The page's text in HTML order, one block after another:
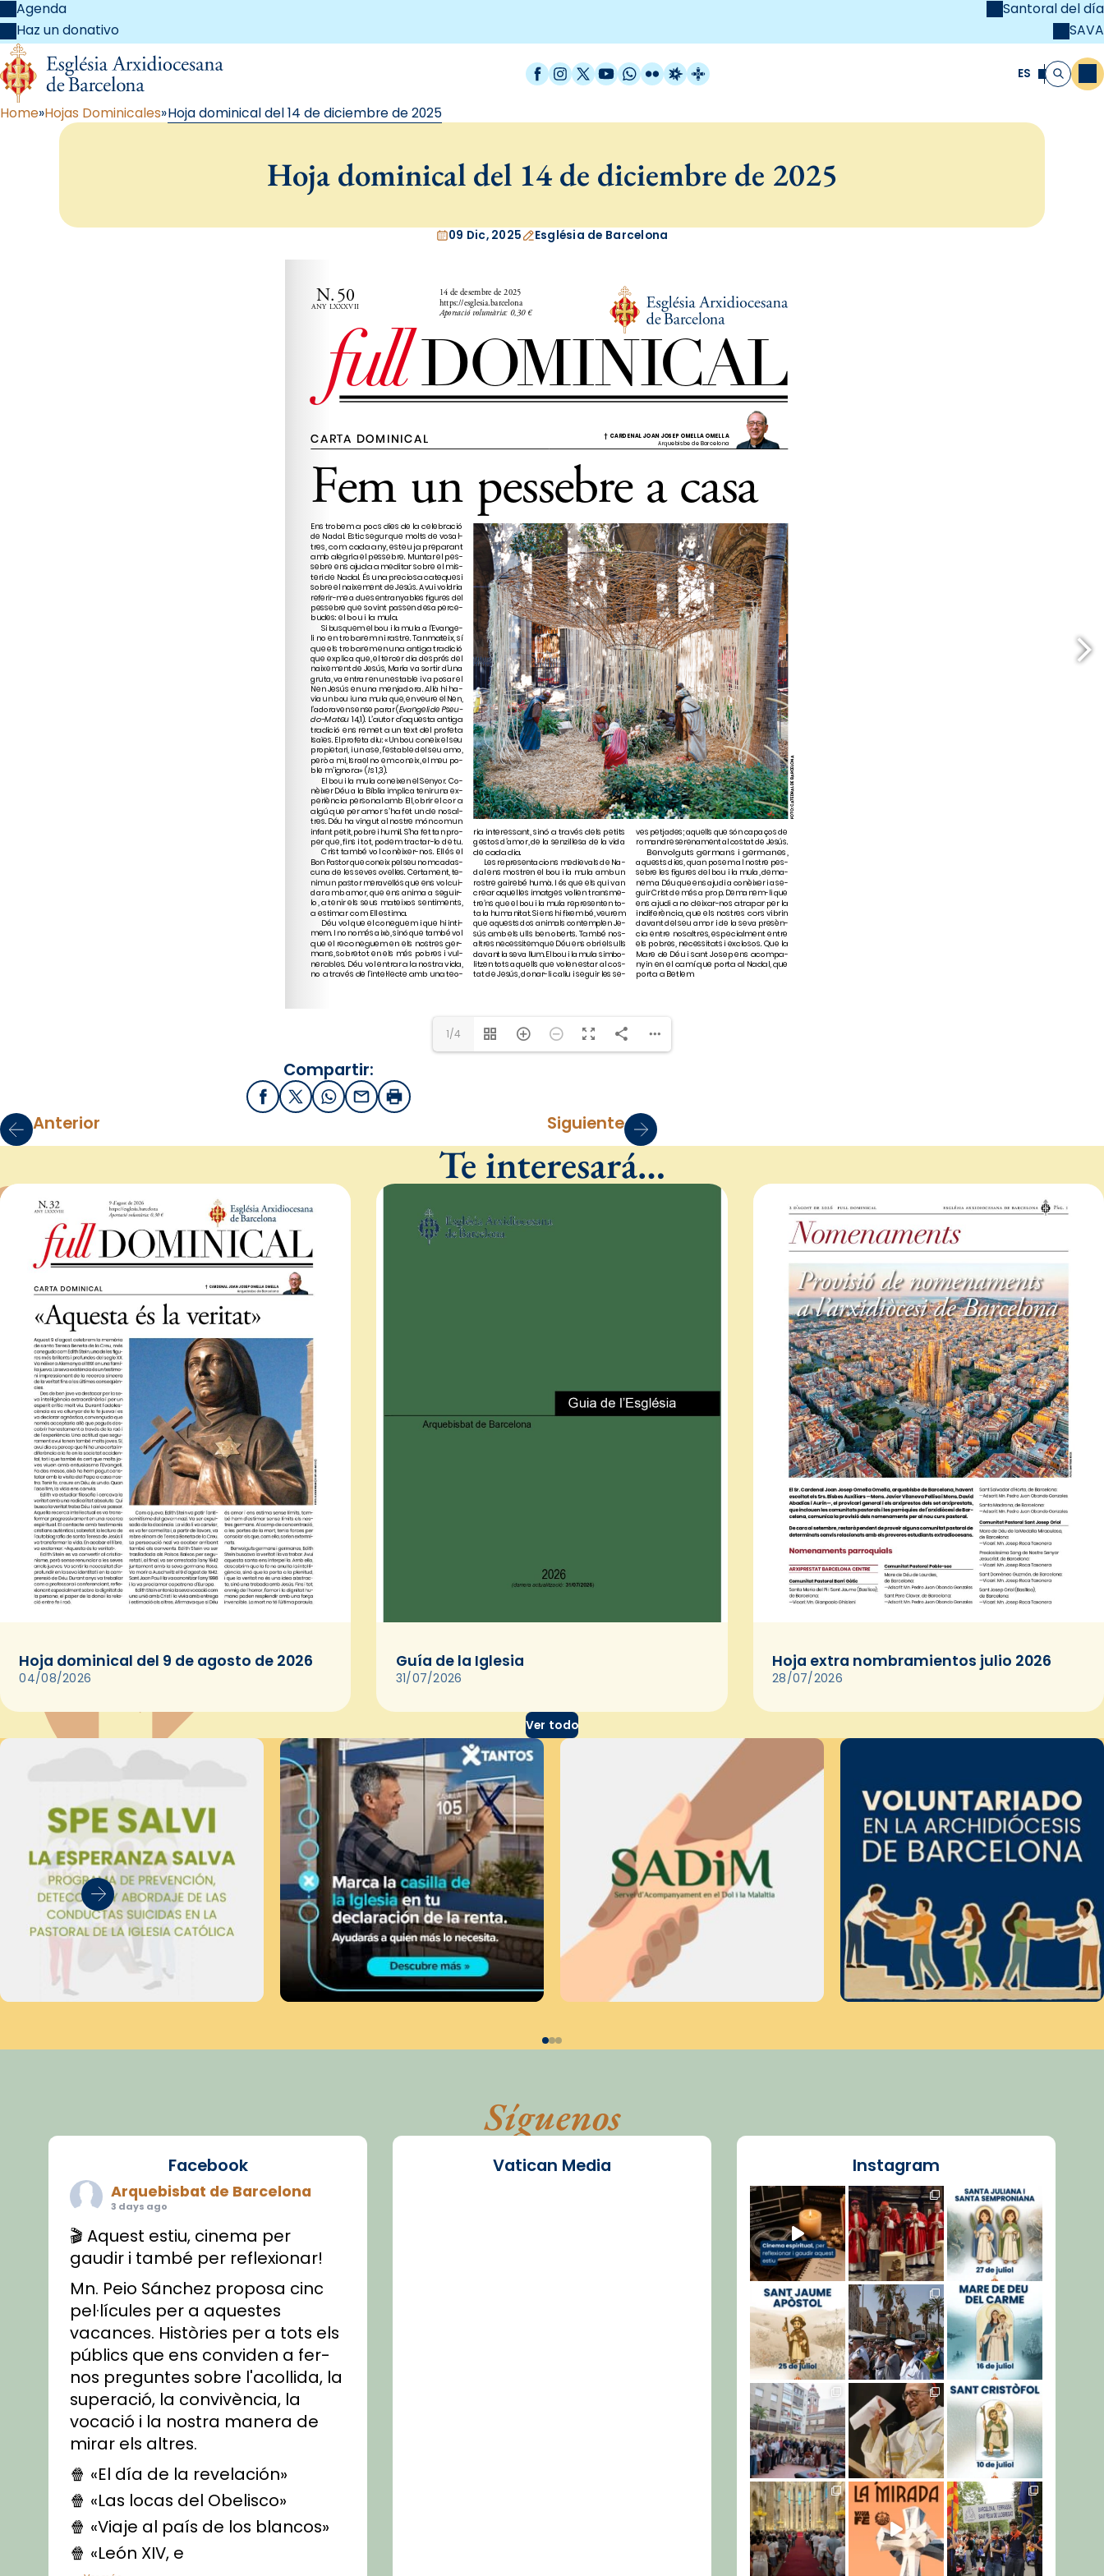
Agenda
Haz un donativo
Santoral del día
SAVA
Facebook
Instagram
X / Twitter
YouTube
WhatsApp
FlickrRadio Estel
Catalunya Cristiana ES Buscar
Home Hojas Dominicales Hoja dominical del 14 de diciembre de 2025
Hoja dominical del 14 de diciembre de 2025
09 Dic, 2025 Església de Barcelona
1/4
Compartir:
FacebookX / Twitter
WhatsApp
EmailImprimir
Anterior Siguiente
Te interesará…
Hoja dominical del 9 de agosto de 2026
04/08/2026
Guía de la Iglesia
31/07/2026
Hoja extra nombramientos julio 2026
28/07/2026
Ver todo
Síguenos
Facebook
Arquebisbat de Barcelona
3 days ago
🎬 Aquest estiu, cinema per
gaudir i també per reflexionar!
Mn. Peio Sánchez proposa cinc
pel·lícules per a aquestes
vacances. Històries per a tots els
públics que ens conviden a fer-
nos preguntes sobre l'acollida, la
superació, la convivència, la
vocació i la nostra manera de
mirar els altres.
🍿 «El día de la revelación»
🍿 «Las locas del Obelisco»
🍿 «Viaje al país de los blancos»
🍿 «León XIV, e
Vatican Media Instagram